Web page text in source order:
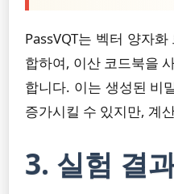
PassVQT는 벡터 양자
합하여, 이산 코드북을
합니다. 이는 생성된 비
증가시킬 수 있지만, 계
3. 실험 결